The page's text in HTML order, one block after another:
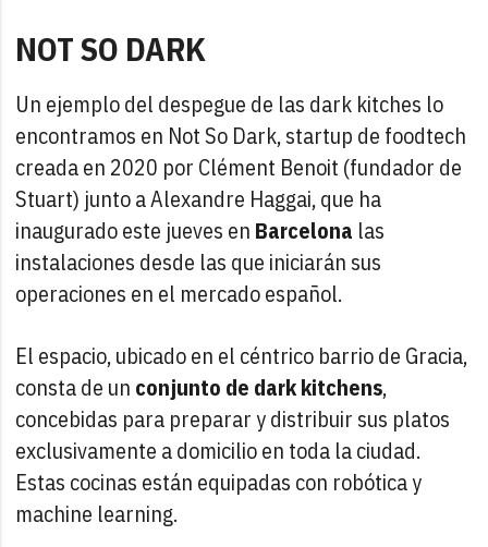
NOT SO DARK
Un ejemplo del despegue de las dark kitches lo
encontramos en Not So Dark, startup de foodtech
creada en 2020 por Clément Benoit (fundador de
Stuart) junto a Alexandre Haggai, que ha
inaugurado este jueves en Barcelona las
instalaciones desde las que iniciarán sus
operaciones en el mercado español.
El espacio, ubicado en el céntrico barrio de Gracia,
consta de un conjunto de dark kitchens,
concebidas para preparar y distribuir sus platos
exclusivamente a domicilio en toda la ciudad.
Estas cocinas están equipadas con robótica y
machine learning.